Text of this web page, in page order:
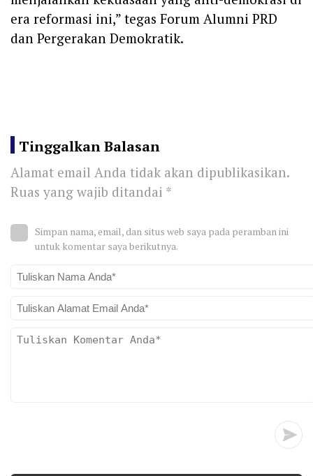
era reformasi ini,” tegas Forum Alumni PRD
dan Pergerakan Demokratik.
Tinggalkan Balasan
Alamat email Anda tidak akan dipublikasikan.
Ruas yang wajib ditandai *
Simpan nama, email, dan situs web saya pada peramban ini
untuk komentar saya berikutnya.